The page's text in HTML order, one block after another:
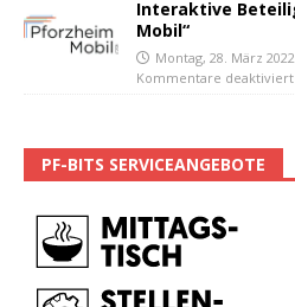
Interaktive
Mobil“
Montag, 28. März 2022
Kommentare deaktiviert
PF-BITS SERVICEANGEBOTE